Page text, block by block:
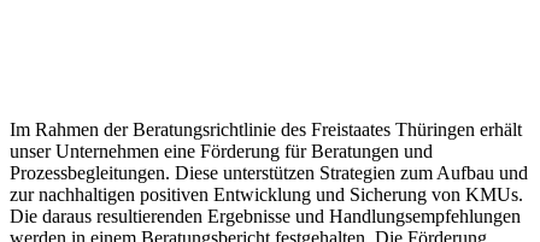
Im Rahmen der Beratungsrichtlinie des Freistaates Thüringen erhält
unser Unternehmen eine Förderung für Beratungen und
Prozessbegleitungen. Diese unterstützen Strategien zum Aufbau und
zur nachhaltigen positiven Entwicklung und Sicherung von KMUs.
Die daraus resultierenden Ergebnisse und Handlungsempfehlungen
werden in einem Beratungsbericht festgehalten. Die Förderung